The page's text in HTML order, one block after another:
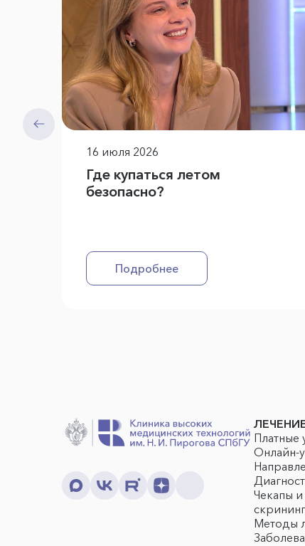
16 июля 2026
Где купаться летом
безопасно?
Подробнее
Платные
Онлайн-
Чекапы и
Методы